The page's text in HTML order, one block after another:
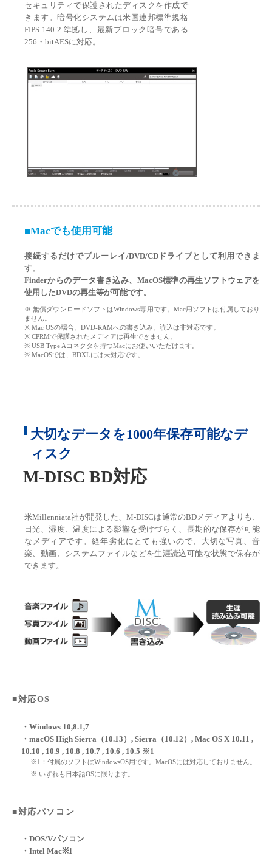
セキュリティで保護されたディスクを作成で
きます。暗号化システムは米国連邦標準規格
FIPS 140-2 準拠し、最新ブロック暗号である
256・bitAESに対応。
■Macでも使用可能
接続するだけでブルーレイ/DVD/CDドライブとして利用できま
す。
Finderからのデータ書き込み、MacOS標準の再生ソフトウェアを
使用したDVDの再生等が可能です。
※ 無償ダウンロードソフトはWindows専用です。Mac用ソフトは付属しており
ません。
※ Mac OSの場合、DVD-RAMへの書き込み、読込は非対応です。
※ CPRMで保護されたメディアは再生できません。
※ USB Type Aコネクタを持つMacにお使いいただけます。
※ MacOSでは、BDXLには未対応です。
大切なデータを1000年保存可能なデ
ィスク
M-DISC BD対応
米Millenniata社が開発した、M-DISCは通常のBDメディアよりも、
日光、湿度、温度による影響を受けづらく、長期的な保存が可能
なメディアです。経年劣化にとても強いので、大切な写真、音
楽、動画、システムファイルなどを生涯読込可能な状態で保存が
できます。
■対応OS
・Windows 10,8.1,7
・macOS High Sierra（10.13）, Sierra（10.12）, Mac OS X 10.11 ,
10.10 , 10.9 , 10.8 , 10.7 , 10.6 , 10.5 ※1
※1：付属のソフトはWindowsOS用です。MacOSには対応しておりません。
※ いずれも日本語OSに限ります。
■対応パソコン
・DOS/Vパソコン
・Intel Mac※1